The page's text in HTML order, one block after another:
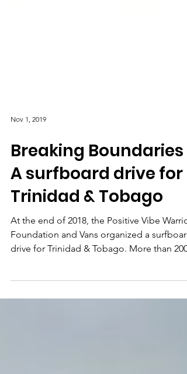
Nov 1, 2019
Breaking Boundaries -
A surfboard drive for
Trinidad & Tobago
At the end of 2018, the Positive Vibe
drive for Trinidad & Tobago. More than